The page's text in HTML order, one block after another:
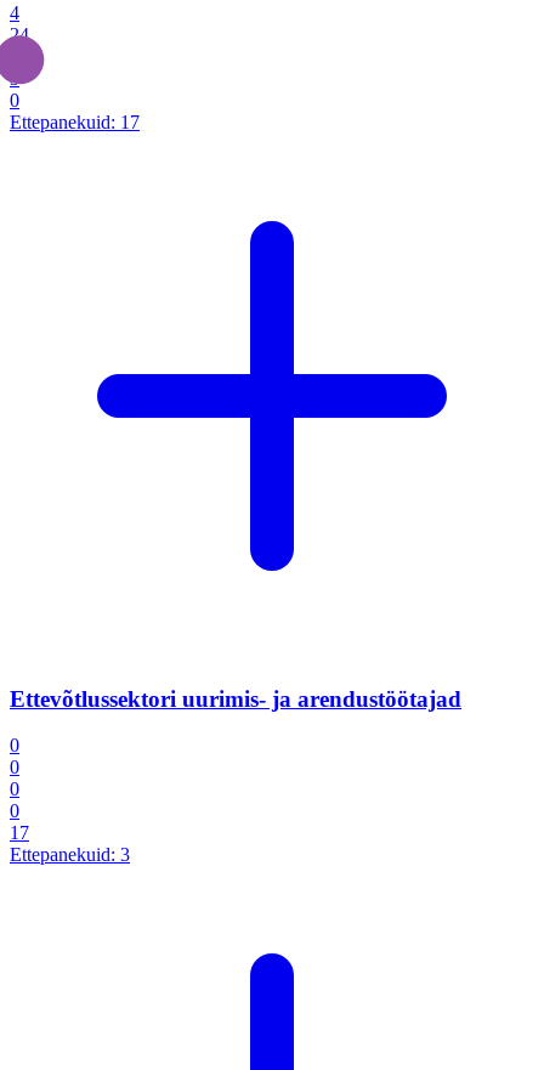
4
24
3
0
Ettepanekuid: 17
Ettevõtlussektori uurimis- ja arendustöötajad
0
0
0
0
17
Ettepanekuid: 3